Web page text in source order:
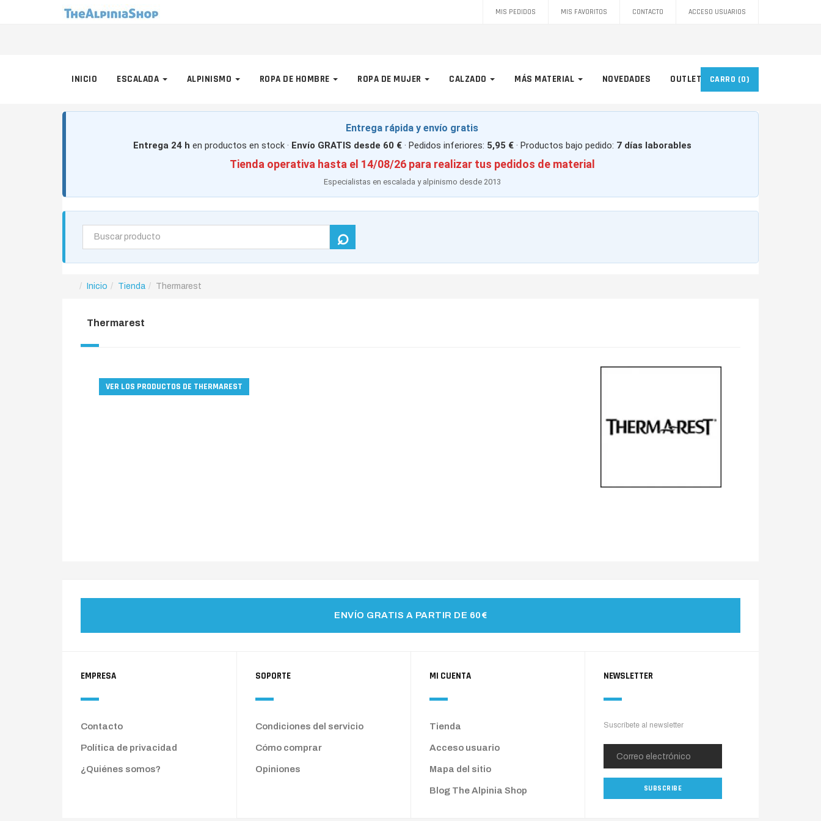
MIS PEDIDOS MIS FAVORITOS CONTACTO ACCESO USUARIOS
INICIO ESCALADA ALPINISMO ROPA DE HOMBRE ROPA DE MUJER CALZADO MÁS MATERIAL NOVEDADES OUTLET CARRO (0)
Entrega rápida y envío gratis
Entrega 24 h en productos en stock · Envío GRATIS desde 60 €· Pedidos inferiores: 5,95 €· Productos bajo pedido: 7 días laborables
Tienda operativa hasta el 14/08/26 para realizar tus pedidos de material
Especialistas en escalada y alpinismo desde 2013
Inicio Tienda Thermarest
Thermarest
VER LOS PRODUCTOS DE THERMAREST
ENVÍO GRATIS A PARTIR DE 60€
EMPRESA
Contacto
Política de privacidad
¿Quiénes somos?
SOPORTE
Condiciones del servicio
Cómo comprar
Opiniones
MI CUENTA
Tienda
Acceso usuario
Mapa del sitio
Blog The Alpinia Shop
NEWSLETTER
Suscríbete al newsletter